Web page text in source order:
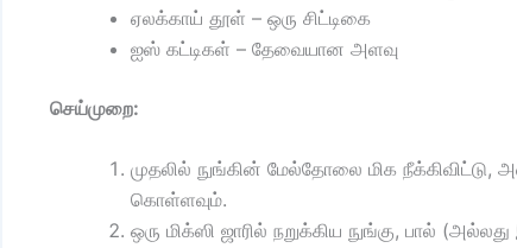
ஏலக்காய் தூள் – ஒரு சிட்டிகை
ஐஸ் கட்டிகள் – தேவையான அளவு
செய்முறை:
முதலில் நுங்கின் மேல்தோலை மிக நீக்கிவிட்டு,
கொள்ளவும்.
ஒரு மிக்ஸி ஜாரில் நறுக்கிய நுங்கு, பால்